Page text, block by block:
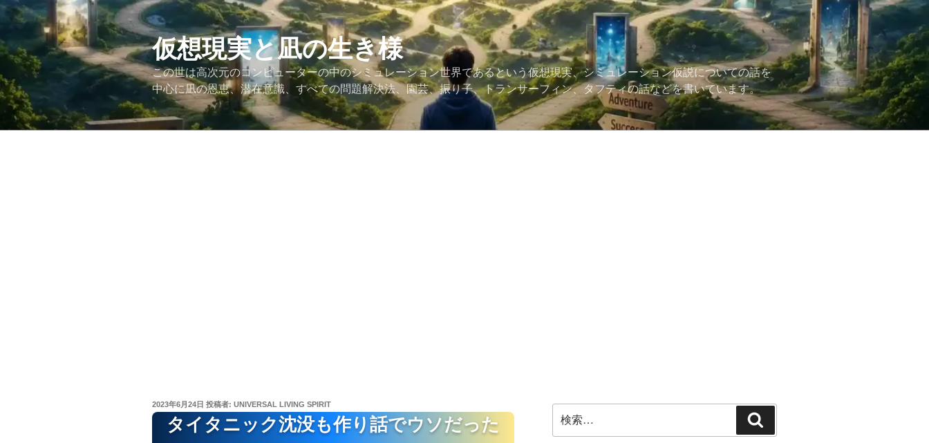
コ
テ
ン
ツ
へ
ス
仮想現実と凪の生き様
この世は高次元のコンピューターの中のシミュレーション世界であるという仮想現実、シミュレーション仮説についての話を
中心に凪の恩恵、潜在意識、すべての問題解決法、園芸、振り子、トランサーフィン、タフティの話などを書いています。
投
稿
2023年6月24日 投稿者: UNIVERSAL LIVING SPIRIT
タイタニック沈没も作り話でウソだった
索:
索